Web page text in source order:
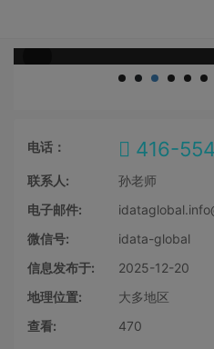
电话： 416-
联系人:
孙老师
电子邮件:
微信号:
idata-global
信息发布于:
2025-12-20
地理位置:
大多地区
查看:
470